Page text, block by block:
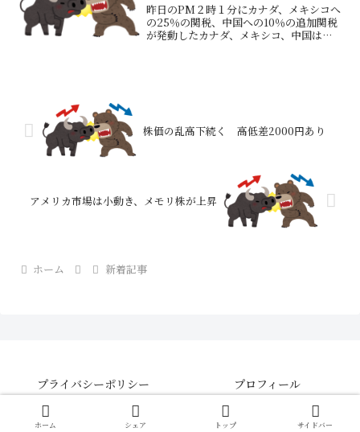
昨日のPM２時１分にカナダ、メキシコへ
の25％の関税、中国への10％の追加関税
が発動したカナダ、メキシコ、中国は報
株価の乱高下続く 高低差2000円あり
アメリカ市場は小動き、メモリ株が上昇
ホーム 新着記事
プライバシーポリシー
プロフィール
© 2021 【さきよみ】株・FX・CFDの投資情報ブログ .
ホーム シェア トップ サイドバー